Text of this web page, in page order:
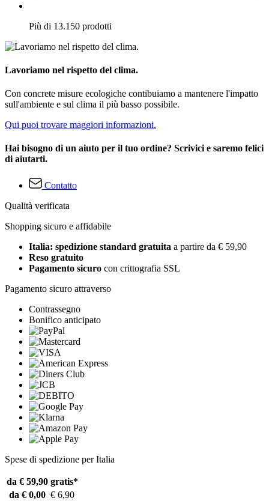
Più di 13.150 prodotti
Lavoriamo nel rispetto del clima.
Con concrete misure ecologiche contibuiamo a mantenere l'impatto
sull'ambiente e sul clima il più basso possibile.
Qui puoi trovare maggiori informazioni.
Hai bisogno di un aiuto per il tuo ordine? Scrivici e saremo felici
di aiutarti.
Contatto
Qualità verificata
Shopping sicuro e affidabile
Italia: spedizione standard gratuita a partire da € 59,90
Reso gratuito
Pagamento sicuro con crittografia SSL
Pagamento sicuro attraverso
Contrassegno
Bonifico anticipato
Spese di spedizione per Italia
da € 59,90 gratis*
da € 0,00 € 6,90